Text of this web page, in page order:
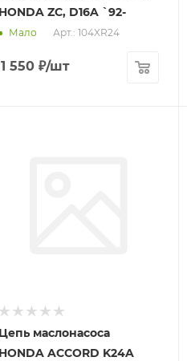
HONDA ZC, D16A `92-
Мало Арт.: 104XR24
1 550 ₽/шт
Цепь маслонасоса
HONDA ACCORD K24A